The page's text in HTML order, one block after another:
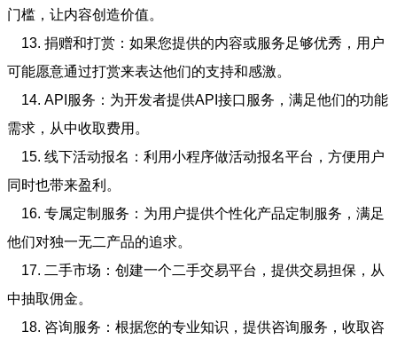
门槛，让内容创造价值。
13. 捐赠和打赏：如果您提供的内容或服务足够优秀，用户
可能愿意通过打赏来表达他们的支持和感激。
14. API服务：为开发者提供API接口服务，满足他们的功能
需求，从中收取费用。
15. 线下活动报名：利用小程序做活动报名平台，方便用户
同时也带来盈利。
16. 专属定制服务：为用户提供个性化产品定制服务，满足
他们对独一无二产品的追求。
17. 二手市场：创建一个二手交易平台，提供交易担保，从
中抽取佣金。
18. 咨询服务：根据您的专业知识，提供咨询服务，收取咨